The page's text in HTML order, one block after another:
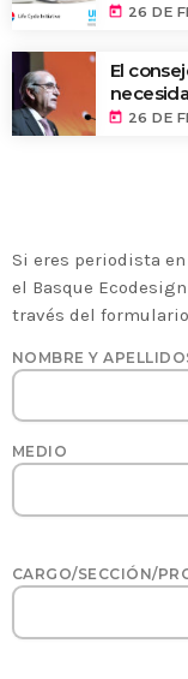
today 26 DE
El
de
today 26 DE
Si eres periodista
el Basque
través del
NOMBRE Y
MEDIO
CARGO/SECCIÓN/